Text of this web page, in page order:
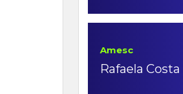
Amesc
Rafaela Costa